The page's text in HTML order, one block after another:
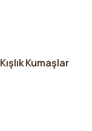
Kışlık Kumaşlar